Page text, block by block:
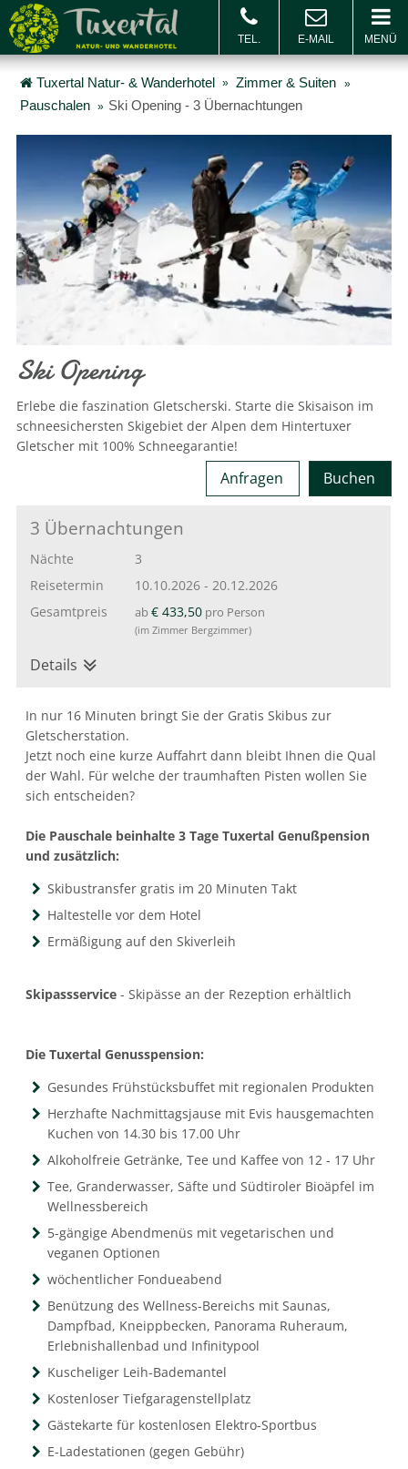
MENÜ
BUCHEN & ANFRAGEN
Tuxertal Natur- & Wanderhotel
Zimmer & Suiten
Pauschalen
Ski Opening - 3 Übernachtungen
Ski Opening
Erlebe die faszination Gletscherski. Starte die Skisaison im
schneesichersten Skigebiet der Alpen dem Hintertuxer
Gletscher mit 100% Schneegarantie!
Buchen
Anfragen
3 Übernachtungen
Nächte
3
Reisetermin
10.10.2026 -20.12.2026
Gesamtpreis
ab€ 433,50 pro Person
(im Zimmer Bergzimmer)
Details
In nur 16 Minuten bringt Sie der Gratis Skibus zur
Gletscherstation.
Jetzt noch eine kurze Auffahrt dann bleibt Ihnen die Qual
der Wahl. Für welche der traumhaften Pisten wollen Sie
sich entscheiden?
Die Pauschale beinhalte 3 Tage Tuxertal Genußpension
und zusätzlich:
Skibustransfer gratis im 20 Minuten Takt
Haltestelle vor dem Hotel
Ermäßigung auf den Skiverleih
Skipassservice - Skipässe an der Rezeption erhältlich
Die Tuxertal Genusspension:
Gesundes Frühstücksbuffet mit regionalen Produkten
Herzhafte Nachmittagsjause mit Evis hausgemachten
Kuchen von 14.30 bis 17.00 Uhr
Alkoholfreie Getränke, Tee und Kaffee von 12 - 17 Uhr
Tee, Granderwasser, Säfte und Südtiroler Bioäpfel im
Wellnessbereich
5-gängige Abendmenüs mit vegetarischen und
veganen Optionen
wöchentlicher Fondueabend
Benützung des Wellness-Bereichs mit Saunas,
Dampfbad, Kneippbecken, Panorama Ruheraum,
Erlebnishallenbad und Infinitypool
Kuscheliger Leih-Bademantel
Kostenloser Tiefgaragenstellplatz
Gästekarte für kostenlosen Elektro-Sportbus
E-Ladestationen (gegen Gebühr)